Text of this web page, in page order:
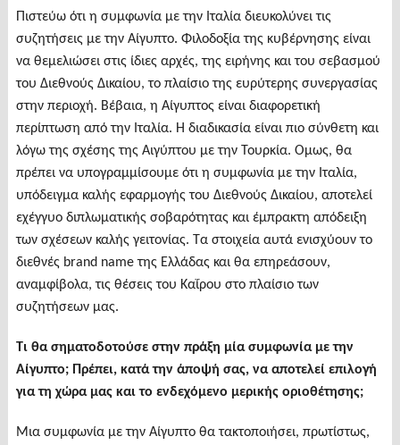
Πιστεύω ότι η συμφωνία με την Ιταλία διευκολύνει τις
συζητήσεις με την Αίγυπτο. Φιλοδοξία της κυβέρνησης είναι
να θεμελιώσει στις ίδιες αρχές, της ειρήνης και του σεβασμού
του Διεθνούς Δικαίου, το πλαίσιο της ευρύτερης συνεργασίας
στην περιοχή. Βέβαια, η Αίγυπτος είναι διαφορετική
περίπτωση από την Ιταλία. Η διαδικασία είναι πιο σύνθετη και
λόγω της σχέσης της Αιγύπτου με την Τουρκία. Ομως, θα
πρέπει να υπογραμμίσουμε ότι η συμφωνία με την Ιταλία,
υπόδειγμα καλής εφαρμογής του Διεθνούς Δικαίου, αποτελεί
εχέγγυο διπλωματικής σοβαρότητας και έμπρακτη απόδειξη
των σχέσεων καλής γειτονίας. Τα στοιχεία αυτά ενισχύουν το
διεθνές brand name της Ελλάδας και θα επηρεάσουν,
αναμφίβολα, τις θέσεις του Καΐρου στο πλαίσιο των
συζητήσεων μας.
Τι θα σηματοδοτούσε στην πράξη μία συμφωνία με την
Αίγυπτο; Πρέπει, κατά την άποψή σας, να αποτελεί επιλογή
για τη χώρα μας και το ενδεχόμενο μερικής οριοθέτησης;
Μια συμφωνία με την Αίγυπτο θα τακτοποιήσει, πρωτίστως,